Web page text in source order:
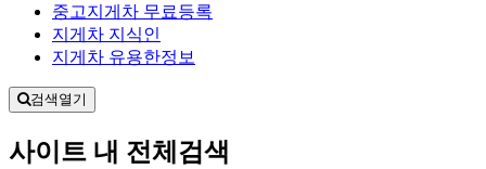
중고지게차 무료등록
지게차 지식인
지게차 유용한정보
검색열기
사이트 내 전체검색